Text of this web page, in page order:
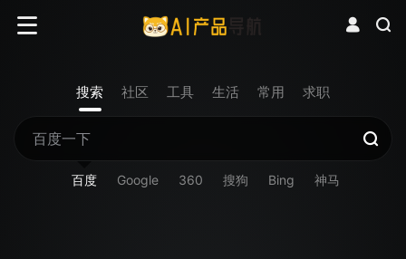
搜索 社区 工具 生活 常用 求职
百度 Google 360 搜狗 Bing 神马